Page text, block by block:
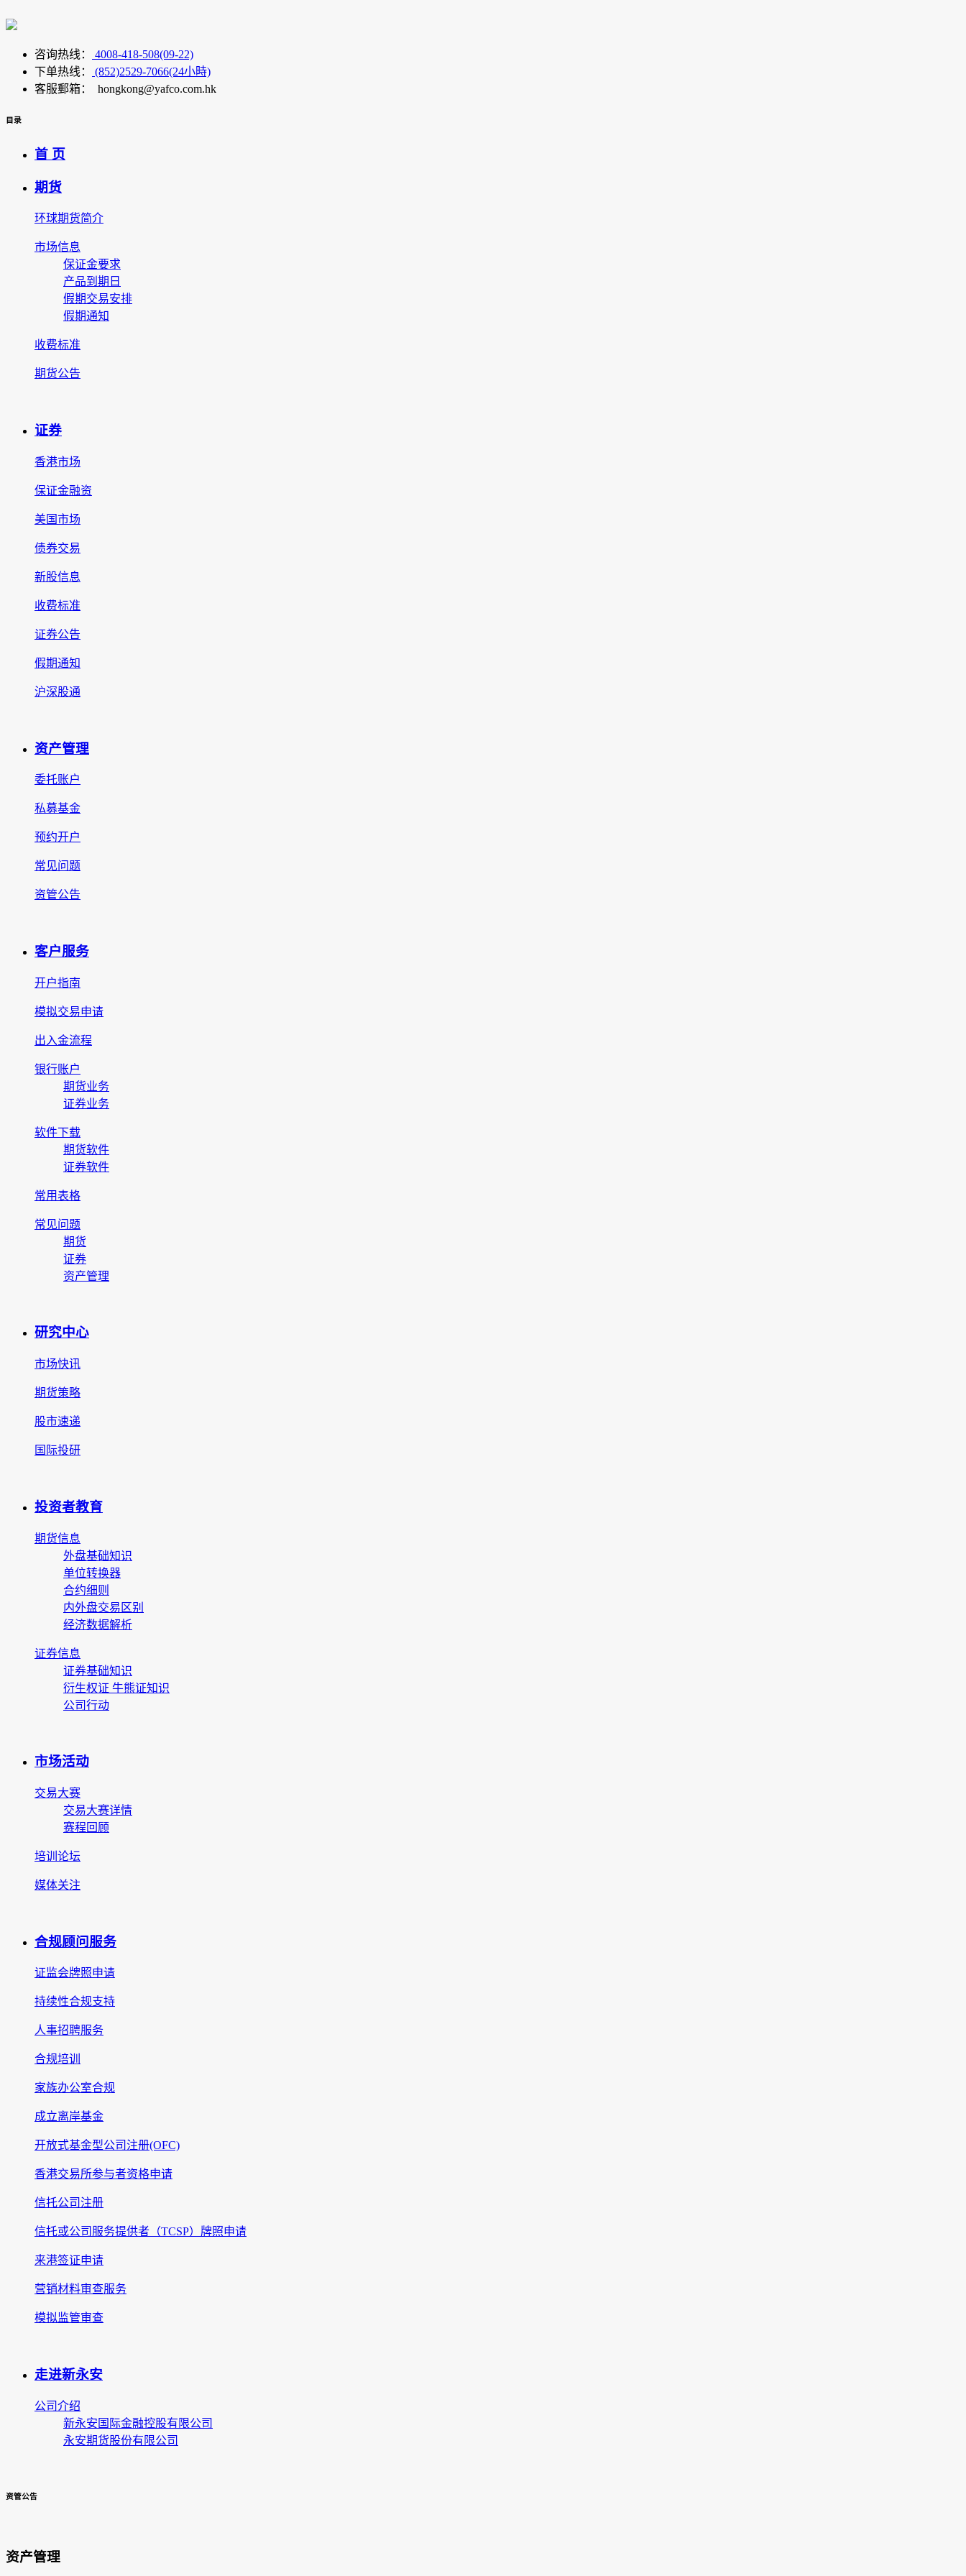
咨询热线：
4008-418-508(09-22)
下单热线：
(852)2529-7066(24小時)
客服郵箱： hongkong@yafco.com.hk
目录
首 页
期货
环球期货简介
市场信息
保证金要求
产品到期日
假期交易安排
假期通知
收费标准
期货公告
证券
香港市场
保证金融资
美国市场
债券交易
新股信息
收费标准
证券公告
假期通知
沪深股通
资产管理
委托账户
私募基金
预约开户
常见问题
资管公告
客户服务
开户指南
模拟交易申请
出入金流程
银行账户
期货业务
证券业务
软件下载
期货软件
证券软件
常用表格
常见问题
期货
证券
资产管理
研究中心
市场快讯
期货策略
股市速递
国际投研
投资者教育
期货信息
外盘基础知识
单位转换器
合约细则
内外盘交易区别
经济数据解析
证券信息
证券基础知识
衍生权证 牛熊证知识
公司行动
市场活动
交易大赛
交易大赛详情
赛程回顾
培训论坛
媒体关注
合规顾问服务
证监会牌照申请
持续性合规支持
人事招聘服务
合规培训
家族办公室合规
成立离岸基金
开放式基金型公司注册(OFC)
香港交易所参与者资格申请
信托公司注册
信托或公司服务提供者（TCSP）牌照申请
来港签证申请
营销材料审查服务
模拟监管审查
走进新永安
公司介绍
新永安国际金融控股有限公司
永安期货股份有限公司
资管公告
资产管理